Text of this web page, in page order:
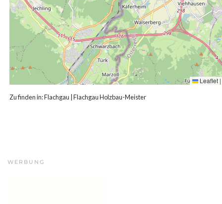
Leaflet |
Zu finden in:Flachgau Flachgau Holzbau-Meister
WERBUNG